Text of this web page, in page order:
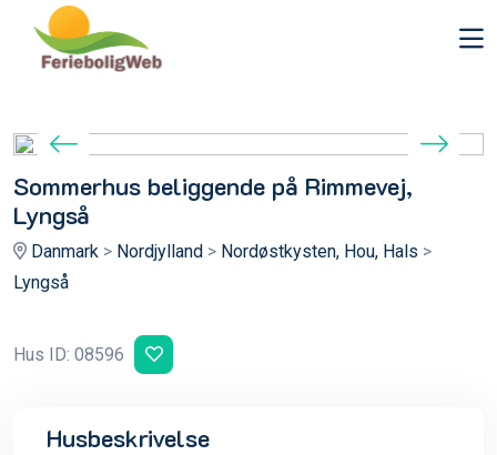
Sommerhus beliggende på Rimmevej,
Lyngså
Danmark > Nordjylland > Nordøstkysten, Hou, Hals >
Lyngså
Hus ID: 08596
Husbeskrivelse